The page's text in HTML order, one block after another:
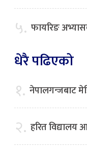
५. फायरिङ
धेरै पढिएको
१. नेपालगन्जबाट
२. हरित